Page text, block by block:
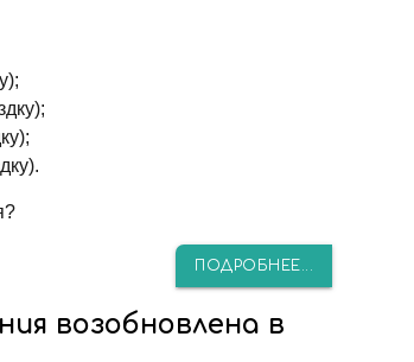
ПОДРОБНЕЕ...
возобновлена в